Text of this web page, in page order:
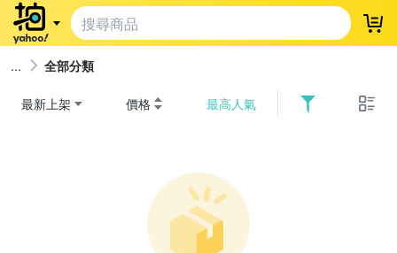
登
全部分類
最新上架 價格 最高人氣